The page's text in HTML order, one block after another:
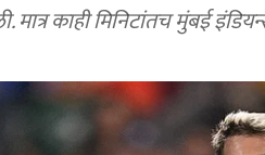
मात्र काही मिनिटांतच मुंबई